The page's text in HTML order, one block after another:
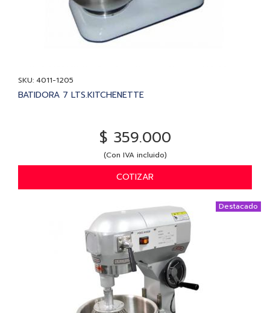
SKU: 4011-1205
BATIDORA 7 LTS.KITCHENETTE
$ 359.000
(Con IVA incluido)
COTIZAR
Destacado